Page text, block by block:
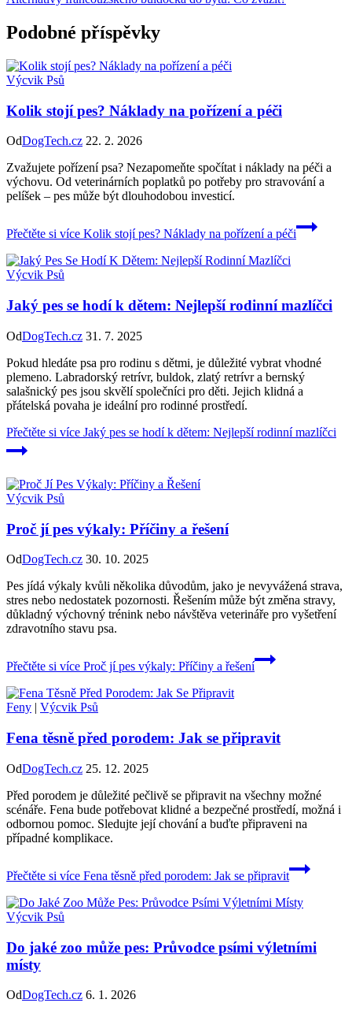
Podobné příspěvky
Výcvik Psů
Kolik stojí pes? Náklady na pořízení a péči
OdDogTech.cz 22. 2. 2026
Zvažujete pořízení psa? Nezapomeňte spočítat i náklady na péči a
výchovu. Od veterinárních poplatků po potřeby pro stravování a
pelíšek – pes může být dlouhodobou investicí.
Přečtěte si více Kolik stojí pes? Náklady na pořízení a péči
Výcvik Psů
Jaký pes se hodí k dětem: Nejlepší rodinní mazlíčci
OdDogTech.cz 31. 7. 2025
Pokud hledáte psa pro rodinu s dětmi, je důležité vybrat vhodné
plemeno. Labradorský retrívr, buldok, zlatý retrívr a bernský
salašnický pes jsou skvělí společníci pro děti. Jejich klidná a
přátelská povaha je ideální pro rodinné prostředí.
Přečtěte si více Jaký pes se hodí k dětem: Nejlepší rodinní mazlíčci
Výcvik Psů
Proč jí pes výkaly: Příčiny a řešení
OdDogTech.cz 30. 10. 2025
Pes jídá výkaly kvůli několika důvodům, jako je nevyvážená strava,
stres nebo nedostatek pozornosti. Řešením může být změna stravy,
důkladný výchovný trénink nebo návštěva veterináře pro vyšetření
zdravotního stavu psa.
Přečtěte si více Proč jí pes výkaly: Příčiny a řešení
Feny | Výcvik Psů
Fena těsně před porodem: Jak se připravit
OdDogTech.cz 25. 12. 2025
Před porodem je důležité pečlivě se připravit na všechny možné
scénáře. Fena bude potřebovat klidné a bezpečné prostředí, možná i
odbornou pomoc. Sledujte její chování a buďte připraveni na
případné komplikace.
Přečtěte si více Fena těsně před porodem: Jak se připravit
Výcvik Psů
Do jaké zoo může pes: Průvodce psími výletními
místy
OdDogTech.cz 6. 1. 2026